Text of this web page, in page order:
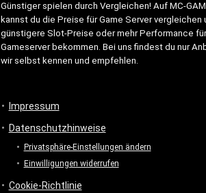
Günstiger spielen durch Vergleichen! Auf MC-
kannst du die Preise für Game Server vergleichen
günstigere Slot-Preise oder mehr Performance
Gameserver bekommen. Bei uns findest du nur
wir selbst kennen und empfehlen.
Impressum
Datenschutzhinweise
Privatsphäre-Einstellungen ändern
Einwilligungen widerrufen
Cookie-Richtlinie